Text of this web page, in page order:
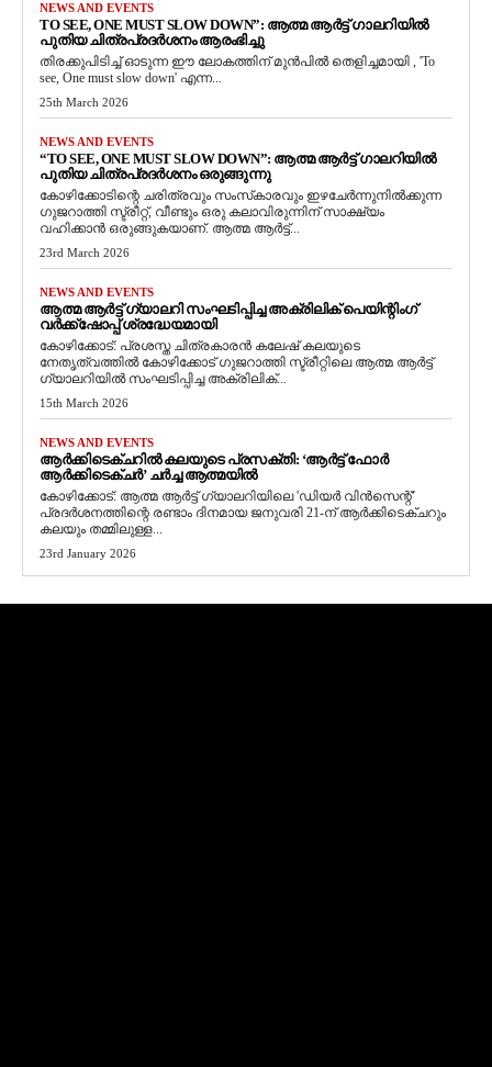
NEWS AND EVENTS
TO SEE, ONE MUST SLOW DOWN”: ആത്മ ആർട്ട് ഗാലറിയിൽ
പുതിയ ചിത്രപ്രദർശനം ആരംഭിച്ചു
തിരക്കുപിടിച്ച് ഓടുന്ന ഈ ലോകത്തിന് മുൻപിൽ തെളിച്ചമായി , 'To
see, One must slow down' എന്ന...
25th March 2026
NEWS AND EVENTS
“TO SEE, ONE MUST SLOW DOWN”: ആത്മ ആർട്ട് ഗാലറിയിൽ
പുതിയ ചിത്രപ്രദർശനം ഒരുങ്ങുന്നു
കോഴിക്കോടിന്റെ ചരിത്രവും സംസ്‌കാരവും ഇഴചേർന്നുനിൽക്കുന്ന
ഗുജറാത്തി സ്ട്രീറ്റ്, വീണ്ടും ഒരു കലാവിരുന്നിന് സാക്ഷ്യം
വഹിക്കാൻ ഒരുങ്ങുകയാണ്. ആത്മ ആർട്ട്...
23rd March 2026
NEWS AND EVENTS
ആത്മ ആർട്ട് ഗ്യാലറി സംഘടിപ്പിച്ച അക്രിലിക് പെയിന്റിംഗ്
വർക്ക്‌ഷോപ്പ് ശ്രദ്ധേയമായി
കോഴിക്കോട്: പ്രശസ്ത ചിത്രകാരൻ കലേഷ് കലയുടെ
നേതൃത്വത്തിൽ കോഴിക്കോട് ഗുജറാത്തി സ്ട്രീറ്റിലെ ആത്മ ആർട്ട്
ഗ്യാലറിയിൽ സംഘടിപ്പിച്ച അക്രിലിക്...
15th March 2026
NEWS AND EVENTS
ആർക്കിടെക്ചറിൽ കലയുടെ പ്രസക്തി: ‘ആർട്ട് ഫോർ
ആർക്കിടെക്ചർ’ ചർച്ച ആത്മയിൽ
​കോഴിക്കോട്: ആത്മ ആർട്ട് ഗ്യാലറിയിലെ 'ഡിയർ വിൻസെന്റ്'
പ്രദർശനത്തിന്റെ രണ്ടാം ദിനമായ ജനുവരി 21-ന് ആർക്കിടെക്ചറും
കലയും തമ്മിലുള്ള...
23rd January 2026